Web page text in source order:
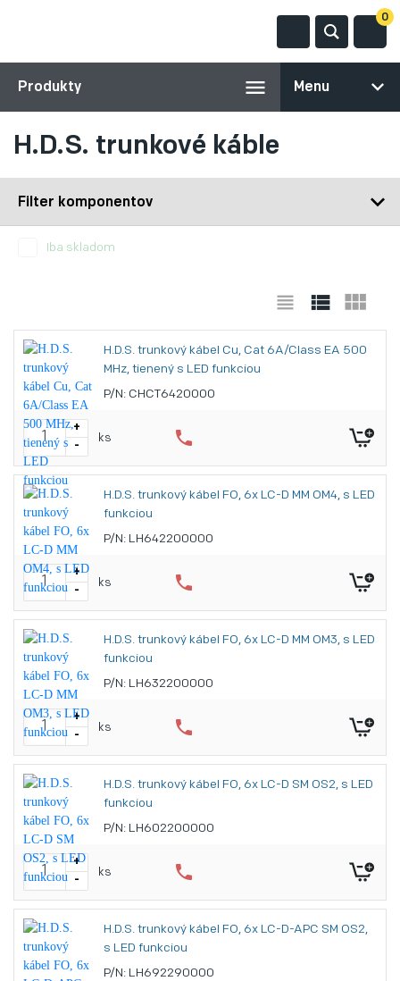
0
Produkty Menu
H.D.S. trunkové káble
Filter komponentov
Iba skladom
H.D.S. trunkový kábel Cu, Cat 6A/Class EA 500
MHz, tienený s LED funkciou
P/N: CHCT6420000
+
-
ks phone
H.D.S. trunkový kábel FO, 6x LC-D MM OM4, s LED
funkciou
P/N: LH642200000
+
-
ks phone
H.D.S. trunkový kábel FO, 6x LC-D MM OM3, s LED
funkciou
P/N: LH632200000
+
-
ks phone
H.D.S. trunkový kábel FO, 6x LC-D SM OS2, s LED
funkciou
P/N: LH602200000
+
-
ks phone
H.D.S. trunkový kábel FO, 6x LC-D-APC SM OS2,
s LED funkciou
P/N: LH692290000